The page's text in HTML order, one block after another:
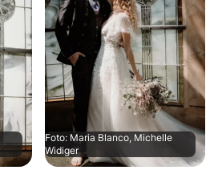
Foto: Maria Blanco, Michelle
Widiger